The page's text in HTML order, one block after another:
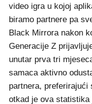
video igra u kojoj
biramo partnere pa
Black Mirrora nakon
Generacije Z
unutar prva tri
samaca aktivno
partnera, preferirajući
otkad je ova